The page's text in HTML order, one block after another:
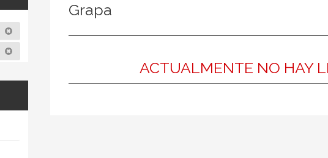
Grapa
ACTUALMENTE NO HAY